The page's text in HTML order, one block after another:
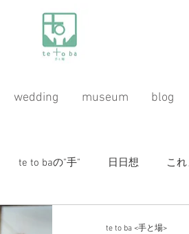
te to baの"手" 日日想 こ
ガーデニング（ハーブ&自然農）
te to ba <手と場>
wedding museum blog